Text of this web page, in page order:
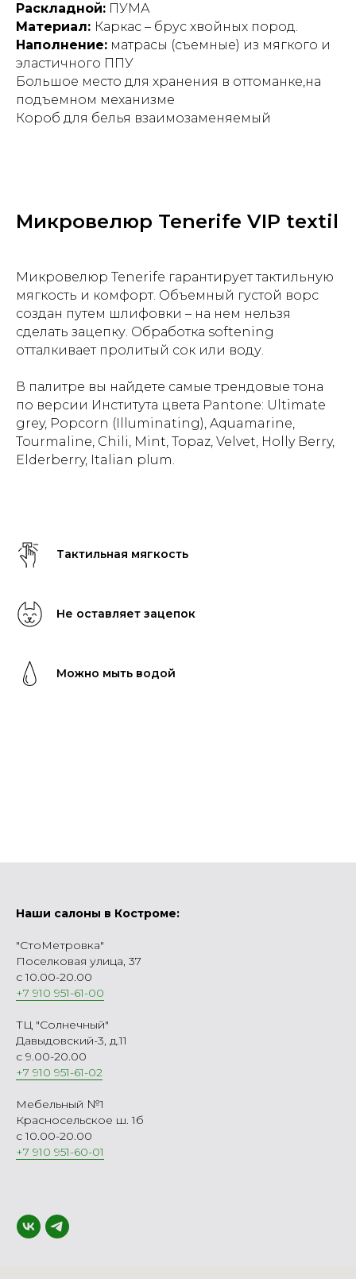
Раскладной: ПУМА
Материал: Каркас – брус хвойных пород.
Наполнение: матрасы (съемные) из мягкого и
эластичного ППУ
Большое место для хранения в оттоманке,на
подъемном механизме
Короб для белья взаимозаменяемый
Микровелюр Tenerife VIP textil
Микровелюр Tenerife гарантирует тактильную
мягкость и комфорт. Объемный густой ворс
создан путем шлифовки – на нем нельзя
сделать зацепку. Обработка softening
отталкивает пролитый сок или воду.
В палитре вы найдете самые трендовые тона
по версии Института цвета Pantone: Ultimate
grey, Popcorn (Illuminating), Aquamarine,
Tourmaline, Chili, Mint, Topaz, Velvet, Holly Berry,
Elderberry, Italian plum.
Тактильная мягкость
Не оставляет зацепок
Можно мыть водой
Наши салоны в Костроме:
"СтоМетровка"
Поселковая улица, 37
с 10.00-20.00
+7 910 951-61-00
ТЦ "Солнечный"
Давыдовский-3, д.11
с 9.00-20.00
+7 910 951-61-02
Мебельный №1
Красносельское ш. 1б
с 10.00-20.00
+7 910 951-60-01